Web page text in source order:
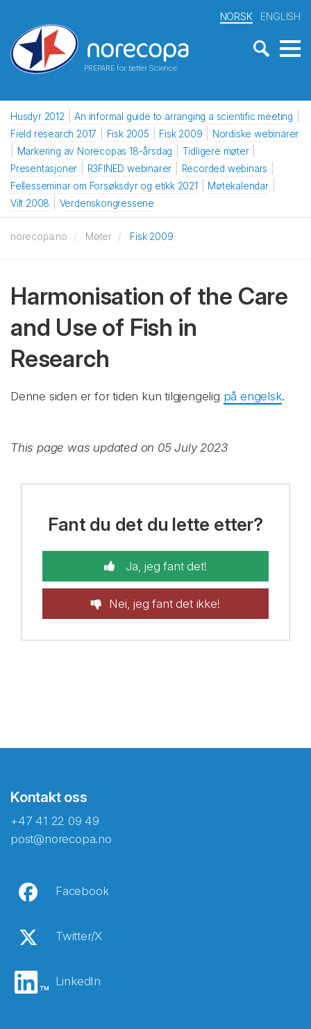
PREPARE for better Science
NORSK ENGLISH
Husdyr 2012
An informal guide to arranging a scientific meeting
Field research 2017
Fisk 2005 Fisk 2009
Nordiske webinarer
Markering av Norecopas 18-årsdag
Tidligere møter
Presentasjoner
R3FINED webinarer
Recorded webinars
Fellesseminar om Forsøksdyr og etikk 2021
Møtekalendar
Vilt 2008
Verdenskongressene
norecopa.no Møter Fisk 2009
Harmonisation of the Care
and Use of Fish in
Research
Denne siden er for tiden kun tilgjengelig på engelsk.
This page was updated on 05 July 2023
Fant du det du lette etter?
Ja, jeg fant det!
Nei, jeg fant det ikke!
Kontakt oss
+47 41 22 09 49
post@norecopa.no
Facebook
Twitter/X
LinkedIn